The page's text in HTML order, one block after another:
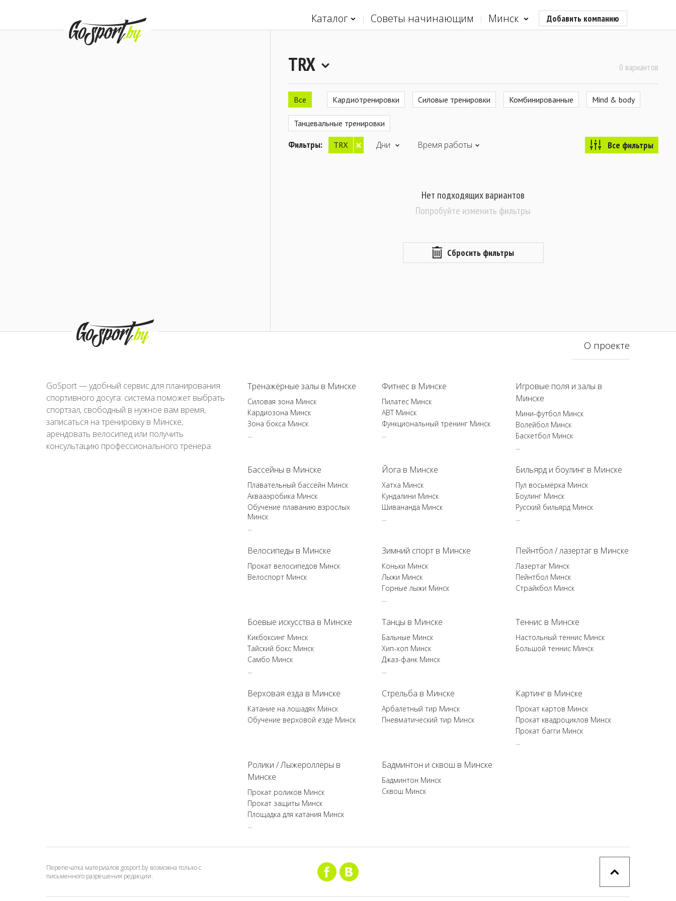
Каталог Советы начинающим Минск Добавить компанию
TRX 0 вариантов
Все Кардиотренировки Cиловые тренировки Комбинированные Mind & body
Танцевальные тренировки
Фильтры: TRX Дни Время работы Все фильтры
Нет подходящих вариантов
Попробуйте изменить фильтры
Сбросить фильтры
О проекте
GoSport — удобный сервис для планирования
спортивного досуга: система поможет выбрать
спортзал, свободный в нужное вам время,
записаться на тренировку в Минске,
арендовать велосипед или получить
консультацию профессионального тренера.
Тренажёрные залы в Минске
Силовая зона Минск
Кардиозона Минск
Зона бокса Минск
...
Фитнес в Минске
Пилатес Минск
ABT Минск
Функциональный тренинг Минск
...
Игровые поля и залы в
Минске
Мини-футбол Минск
Волейбол Минск
Баскетбол Минск
...
Бассейны в Минске
Плавательный бассейн Минск
Аквааэробика Минск
Обучение плаванию взрослых
Минск
...
Йога в Минске
Хатха Минск
Кундалини Минск
Шивананда Минск
...
Бильярд и боулинг в Минске
Пул восьмёрка Минск
Боулинг Минск
Русский бильярд Минск
...
Велосипеды в Минске
Прокат велосипедов Минск
Велоспорт Минск
Зимний спорт в Минске
Коньки Минск
Лыжи Минск
Горные лыжи Минск
...
Пейнтбол / лазертаг в Минске
Лазертаг Минск
Пейнтбол Минск
Страйкбол Минск
Боевые искусства в Минске
Кикбоксинг Минск
Тайский бокс Минск
Самбо Минск
...
Танцы в Минске
Бальные Минск
Хип-хоп Минск
Джаз-фанк Минск
...
Теннис в Минске
Настольный теннис Минск
Большой теннис Минск
Верховая езда в Минске
Катание на лошадях Минск
Обучение верховой езде Минск
Стрельба в Минске
Арбалетный тир Минск
Пневматический тир Минск
Картинг в Минске
Прокат картов Минск
Прокат квадроциклов Минск
Прокат багги Минск
...
Ролики / Лыжероллеры в
Минске
Прокат роликов Минск
Прокат защиты Минск
Площадка для катания Минск
...
Бадминтон и сквош в Минске
Бадминтон Минск
Сквош Минск
Перепечатка материалов gosport.by возможна только с
письменного разрешения редакции.